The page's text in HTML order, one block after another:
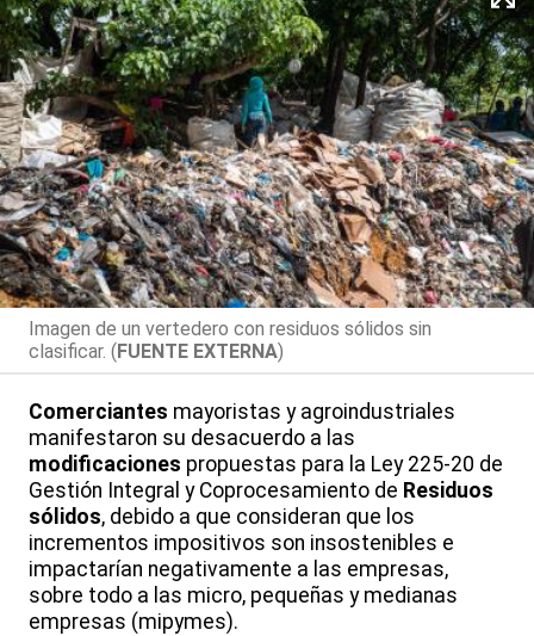
Imagen de un vertedero con residuos sólidos sin
clasificar. (FUENTE EXTERNA)
Comerciantes mayoristas y agroindustriales
manifestaron su desacuerdo a las
modificaciones propuestas para la Ley 225-20 de
Gestión Integral y Coprocesamiento de Residuos
sólidos, debido a que consideran que los
incrementos impositivos son insostenibles e
impactarían negativamente a las empresas,
sobre todo a las micro, pequeñas y medianas
empresas (mipymes).